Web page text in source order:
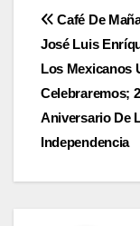
de
Café De
José Luis
Los Mexicanos
Celebraremos;
Aniversario De
Independencia